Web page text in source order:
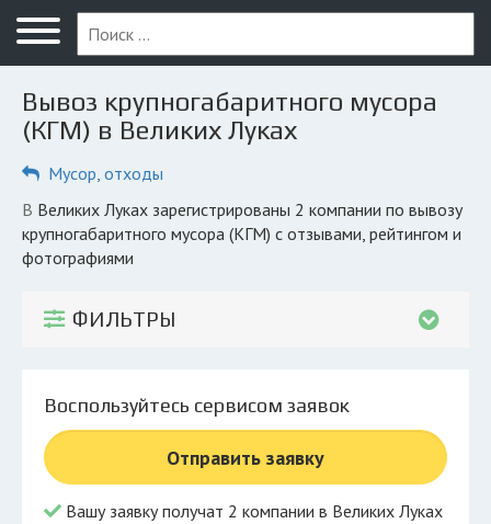
Меню
Главная
Вопрос юристу
Компании
КОМПАНИЯМ
© 2026 Все права защищены
Вывоз крупногабаритного мусора
(КГМ) в Великих Луках
Мусор, отходы
в Великих Луках зарегистрированы 2 компании по вывозу
крупногабаритного мусора (КГМ) с отзывами, рейтингом и
фотографиями
ФИЛЬТРЫ
Воспользуйтесь сервисом заявок
Отправить заявку
Вашу заявку получат 2 компании в Великих Луках